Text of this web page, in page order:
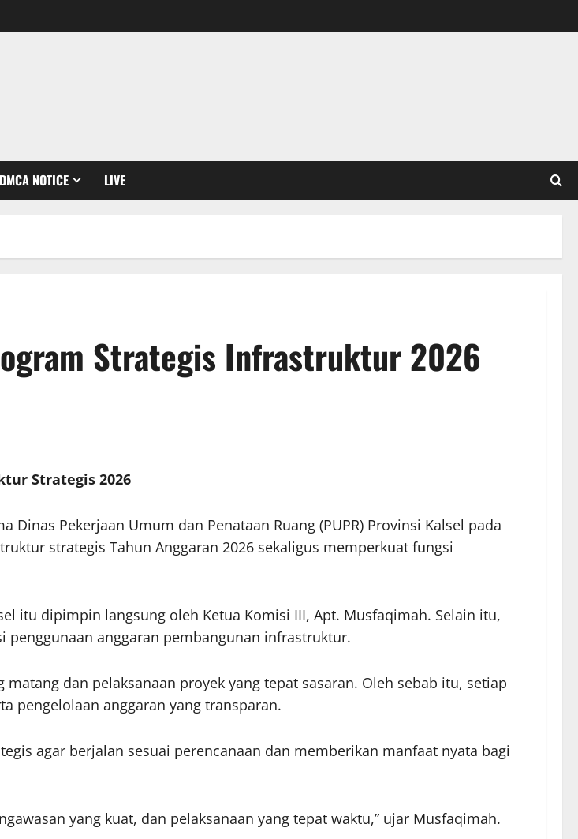
DMCA NOTICE LIVE
Strategis Infrastruktur 2026
Strategis 2026
Pekerjaan Umum dan Penataan Ruang (PUPR) Provinsi Kalsel pada
strategis Tahun Anggaran 2026 sekaligus memperkuat fungsi
itu dipimpin langsung oleh Ketua Komisi III, Apt. Musfaqimah. Selain itu,
penggunaan anggaran pembangunan infrastruktur.
dan pelaksanaan proyek yang tepat sasaran. Oleh sebab itu, setiap
pengelolaan anggaran yang transparan.
agar berjalan sesuai perencanaan dan memberikan manfaat nyata bagi
yang kuat, dan pelaksanaan yang tepat waktu,” ujar Musfaqimah.